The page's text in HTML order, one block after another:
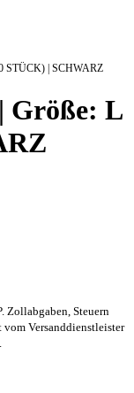
| SCHWARZ
Größe: L
Zollabgaben, Steuern
Versanddienstleister